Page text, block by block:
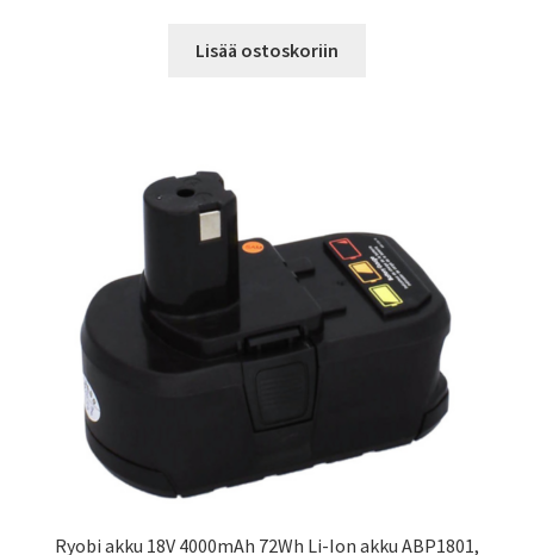
Lisää ostoskoriin
Ryobi akku 18V 4000mAh 72Wh Li-Ion akku ABP1801,